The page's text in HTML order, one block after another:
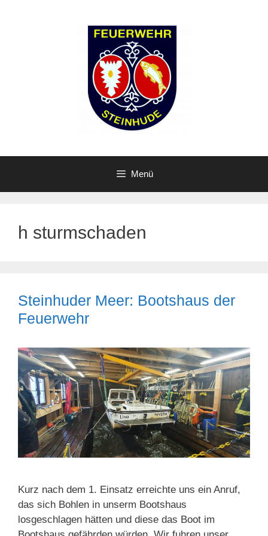
Menü
h sturmschaden
Steinhuder Meer: Bootshaus der
Feuerwehr
Kurz nach dem 1. Einsatz erreichte uns ein Anruf,
das sich Bohlen in unserm Bootshaus
losgeschlagen hätten und diese das Boot im